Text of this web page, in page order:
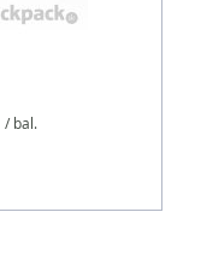
/ bal.